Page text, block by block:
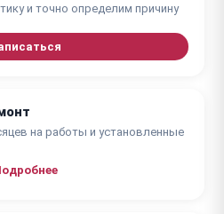
и точно определим причину
на работы и установленные